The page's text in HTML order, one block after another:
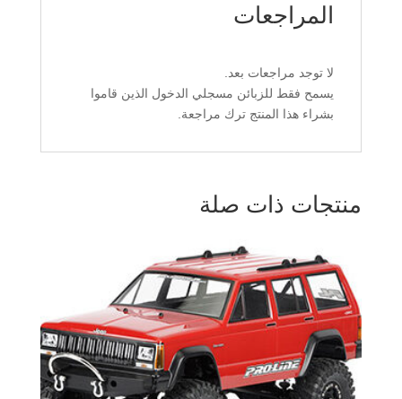
المراجعات
لا توجد مراجعات بعد.
يسمح فقط للزبائن مسجلي الدخول الذين قاموا
بشراء هذا المنتج ترك مراجعة.
منتجات ذات صلة